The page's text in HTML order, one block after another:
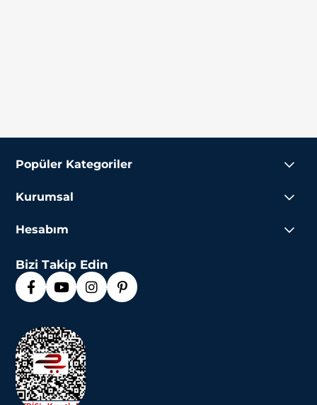
Popüler Kategoriler
Kurumsal
Hesabım
Bizi Takip Edin